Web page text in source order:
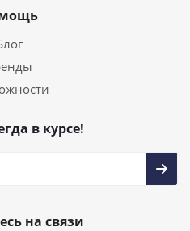
в курсе!
на связи